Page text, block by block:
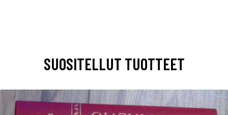
SUOSITELLUT TUOTTEET